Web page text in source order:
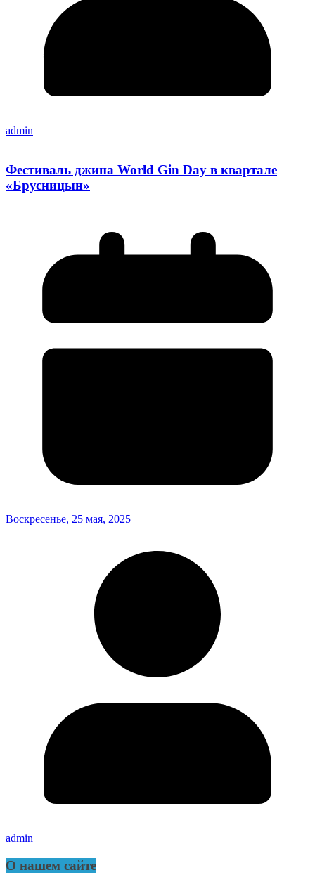
admin
Фестиваль джина World Gin Day в квартале
«Брусницын»
Воскресенье, 25 мая, 2025
admin
О нашем сайте